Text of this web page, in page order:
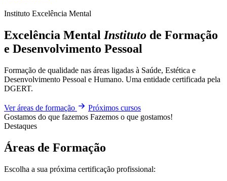
Instituto Excelência Mental
Excelência Mental Instituto de Formação
e Desenvolvimento Pessoal
Formação de qualidade nas áreas ligadas à Saúde, Estética e
Desenvolvimento Pessoal e Humano. Uma entidade certificada pela
DGERT.
Ver áreas de formação
Próximos cursos
Gostamos do que fazemos Fazemos o que gostamos!
Destaques
Áreas de Formação
Escolha a sua próxima certificação profissional: